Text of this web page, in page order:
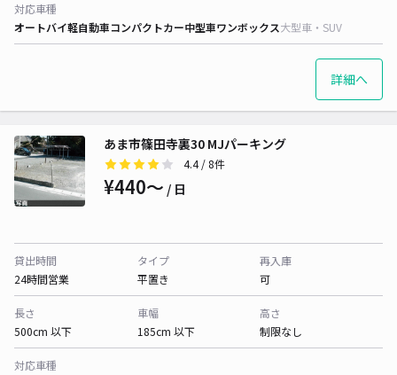
対応車種
オートバイ軽自動車コンパクトカー中型車ワンボックス大型車・SUV
詳細へ
あま市篠田寺裏30 MJパーキング
4.4/ 8件
¥440〜 / 日
貸出時間
24時間営業
タイプ
平置き
再入庫
可
長さ
500cm 以下
車幅
185cm 以下
高さ
制限なし
対応車種